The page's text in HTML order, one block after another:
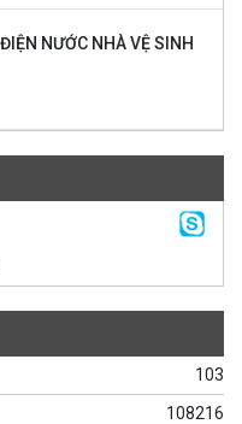
NƯỚC NHÀ VỆ SINH
103
108216